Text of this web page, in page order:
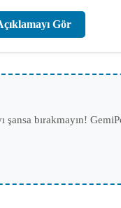
Gör
şansa bırakmayın!